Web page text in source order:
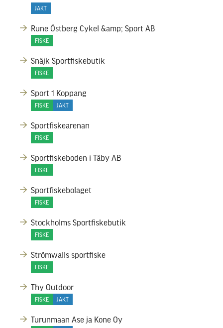
JAKT
Rune Östberg Cykel &amp; Sport AB
FISKE
Snäjk Sportfiskebutik
FISKE
Sport 1 Koppang
FISKE JAKT
Sportfiskearenan
FISKE
Sportfiskeboden i Täby AB
FISKE
Sportfiskebolaget
FISKE
Stockholms Sportfiskebutik
FISKE
Strömwalls sportfiske
FISKE
Thy Outdoor
FISKE JAKT
Turunmaan Ase ja Kone Oy